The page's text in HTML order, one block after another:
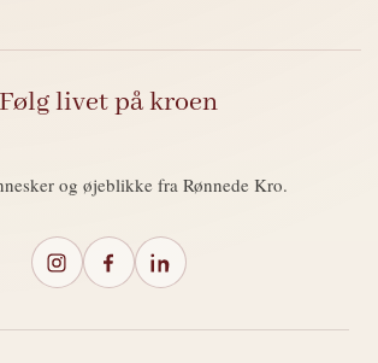
Følg livet på kroen
og øjeblikke fra Rønnede Kro.